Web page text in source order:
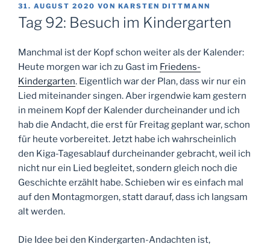
VERÖFFENTLICHT
AM
31. AUGUST 2020 VON KARSTEN DITTMANN
Tag 92: Besuch im Kindergarten
Manchmal ist der Kopf schon weiter als der Kalender:
Heute morgen war ich zu Gast im Friedens-
Kindergarten. Eigentlich war der Plan, dass wir nur ein
Lied miteinander singen. Aber irgendwie kam gestern
in meinem Kopf der Kalender durcheinander und ich
hab die Andacht, die erst für Freitag geplant war, schon
für heute vorbereitet. Jetzt habe ich wahrscheinlich
den Kiga-Tagesablauf durcheinander gebracht, weil ich
nicht nur ein Lied begleitet, sondern gleich noch die
Geschichte erzählt habe. Schieben wir es einfach mal
auf den Montagmorgen, statt darauf, dass ich langsam
alt werden.
Die Idee bei den Kindergarten-Andachten ist,